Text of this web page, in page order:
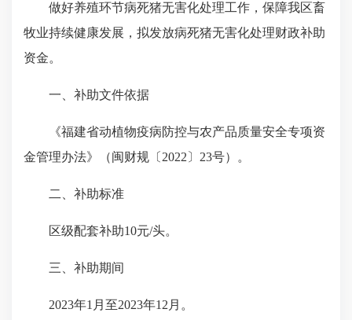
做好养殖环节病死猪无害化处理工作，保障我区畜
牧业持续健康发展，拟发放病死猪无害化处理财政补助
资金。
一、补助文件依据
《福建省动植物疫病防控与农产品质量安全专项资
金管理办法》（闽财规〔2022〕23号）。
二、补助标准
区级配套补助10元/头。
三、补助期间
2023年1月至2023年12月。